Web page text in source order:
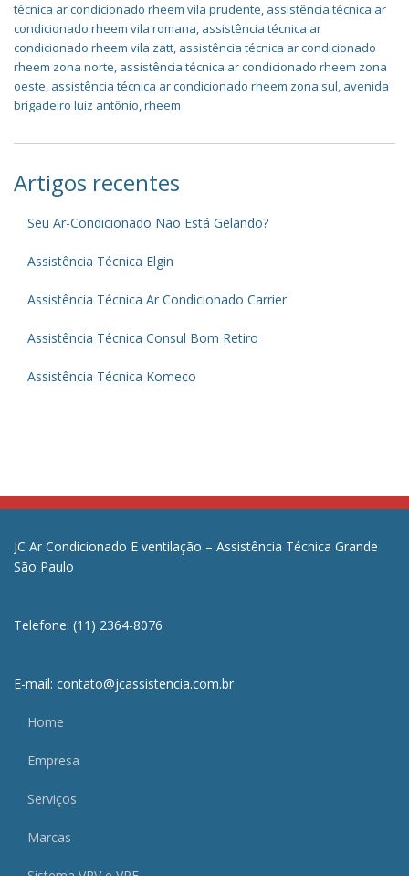
técnica ar condicionado rheem vila prudente, assistência técnica ar
condicionado rheem vila romana, assistência técnica ar
condicionado rheem vila zatt, assistência técnica ar condicionado
rheem zona norte, assistência técnica ar condicionado rheem zona
oeste, assistência técnica ar condicionado rheem zona sul, avenida
brigadeiro luiz antônio,rheem
Artigos recentes
Seu Ar-Condicionado Não Está Gelando?
Assistência Técnica Elgin
Assistência Técnica Ar Condicionado Carrier
Assistência Técnica Consul Bom Retiro
Assistência Técnica Komeco
JC Ar Condicionado E ventilação – Assistência Técnica Grande
São Paulo
Telefone: (11) 2364-8076
E-mail: contato@jcassistencia.com.br
Home
Empresa
Serviços
Marcas